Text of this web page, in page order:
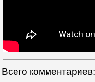
Всего комментариев: